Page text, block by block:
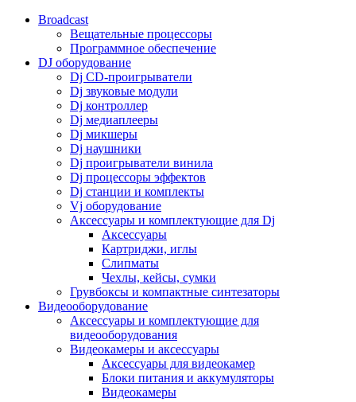
Broadcast
Вещательные процессоры
Программное обеспечение
DJ оборудование
Dj CD-проигрыватели
Dj звуковые модули
Dj контроллер
Dj медиаплееры
Dj микшеры
Dj наушники
Dj проигрыватели винила
Dj процессоры эффектов
Dj станции и комплекты
Vj оборудование
Аксессуары и комплектующие для Dj
Аксессуары
Картриджи, иглы
Слипматы
Чехлы, кейсы, сумки
Грувбоксы и компактные синтезаторы
Видеооборудование
Аксессуары и комплектующие для
видеооборудования
Видеокамеры и аксессуары
Аксессуары для видеокамер
Блоки питания и аккумуляторы
Видеокамеры